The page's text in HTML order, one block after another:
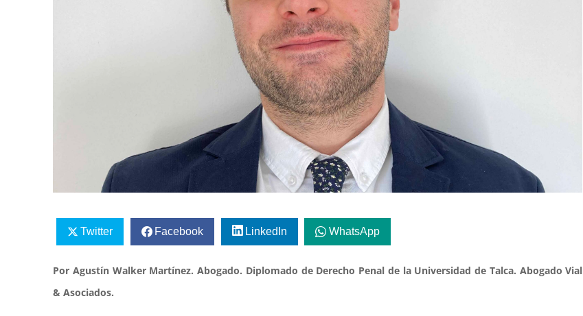
Twitter Facebook LinkedIn WhatsApp
Por Agustín Walker Martínez. Abogado. Diplomado de Derecho Penal de la Universidad de Talca. Abogado Vial
& Asociados.